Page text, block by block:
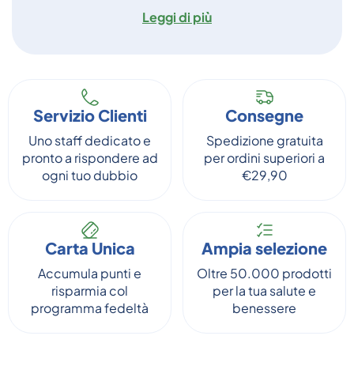
Leggi di più
Servizio Clienti
Uno staff dedicato e
pronto a rispondere ad
ogni tuo dubbio
Consegne
Spedizione gratuita
per ordini superiori a
€29,90
Carta Unica
Accumula punti e
risparmia col
programma fedeltà
Ampia selezione
Oltre 50.000 prodotti
per la tua salute e
benessere